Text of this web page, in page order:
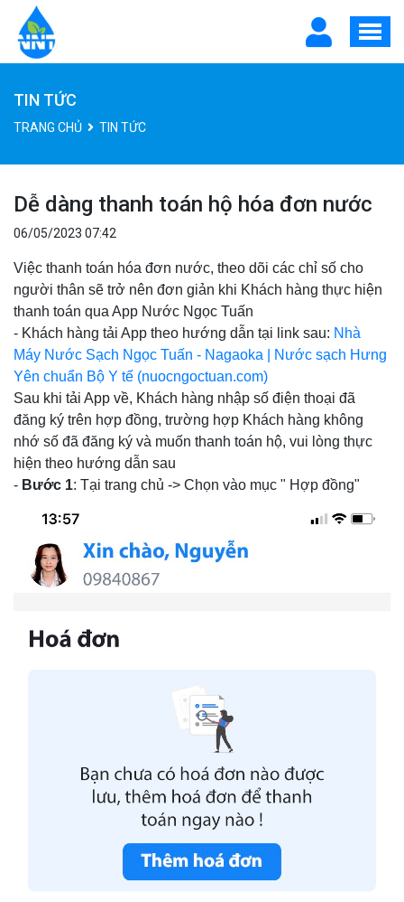
TIN TỨC
TRANG CHỦ TIN TỨC
Dễ dàng thanh toán hộ hóa đơn nước
06/05/2023 07:42
Việc thanh toán hóa đơn nước, theo dõi các chỉ số cho
người thân sẽ trở nên đơn giản khi Khách hàng thực hiện
thanh toán qua App Nước Ngọc Tuấn
- Khách hàng tải App theo hướng dẫn tại link sau: Nhà
Máy Nước Sạch Ngọc Tuấn - Nagaoka | Nước sạch Hưng
Yên chuẩn Bộ Y tế (nuocngoctuan.com)
Sau khi tải App về, Khách hàng nhập số điện thoại đã
đăng ký trên hợp đồng, trường hợp Khách hàng không
nhớ số đã đăng ký và muốn thanh toán hộ, vui lòng thực
hiện theo hướng dẫn sau
- Bước 1: Tại trang chủ -> Chọn vào mục " Hợp đồng"